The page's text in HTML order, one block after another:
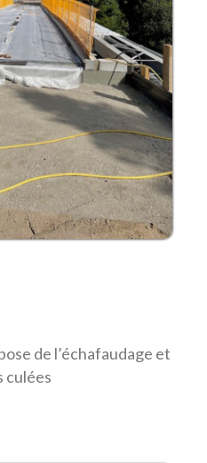
de l’échafaudage et
culées